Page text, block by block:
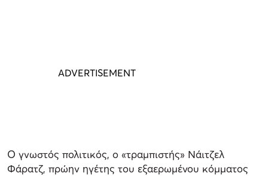
Ο γνωστός πολιτικός, ο «τραμπιστής» Νάιτζελ
Φάρατζ, πρώην ηγέτης του εξαερωμένου κόμματος